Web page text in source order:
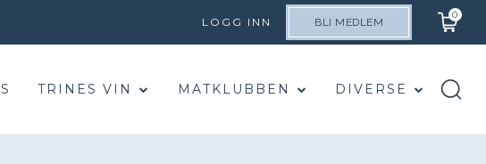
LOGG INN BLI MEDLEM
0
TRINES VIN MATKLUBBEN DIVERSE